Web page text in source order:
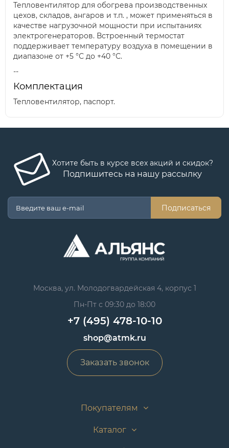
Тепловентилятор для обогрева производственных
цехов, складов, ангаров и т.п. , может применяться в
качестве нагрузочной мощности при испытаниях
электрогенераторов. Встроенный термостат
поддерживает температуру воздуха в помещении в
диапазоне от +5 °С до +40 °С.
--
Комплектация
Тепловентилятор, паспорт.
Хотите быть в курсе всех акций и скидок?
Подпишитесь на нашу рассылку
Подписаться
Москва, ул. Молодогвардейская 4, корпус 1
Пн-Пт с 09:30 до 18:00
+7 (495) 478-10-10
shop@atmk.ru
Заказать звонок
Покупателям
Каталог